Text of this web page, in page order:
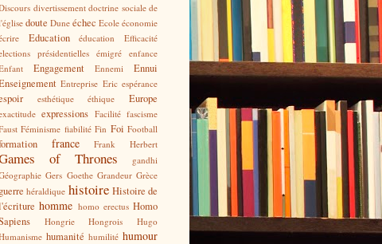
divertissement doctrine sociale de
doute Dune échec Ecole économie
Education éducation
Efficacité
présidentielles émigré enfance
Engagement Ennemi
Ennui
Entreprise Eric espérance
esthétique éthique Europe
expressions Facilité fascisme
Féminisme fiabilité Fin Foi Football
france Frank Herbert
of Thrones
gandhi
Gers Goethe Grandeur Grèce
guerre héraldique histoire Histoire de
homme homo erectus Homo
Hongrie Hongrois
Hugo
humanité humilité humour